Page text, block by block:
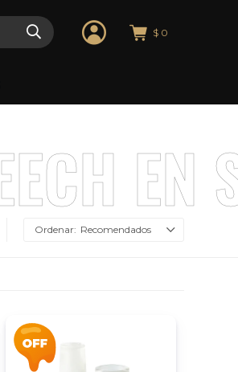
$ 0
Recomendados